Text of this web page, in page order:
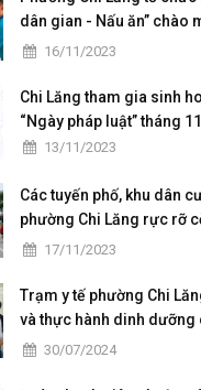
dân gian - Nấu ăn” chào
Đại đoàn kết toàn dân tộc
16/11/2023
Chi Lăng tham gia sinh
“Ngày pháp luật” tháng
13/11/2023
Các tuyến phố, khu dân
phường Chi Lăng rực rỡ
Đại đoàn kết toàn dân tộc
17/11/2023
Trạm y tế phường Chi
và thực hành dinh dưỡng
có con nhỏ trên địa bàn
30/07/2024